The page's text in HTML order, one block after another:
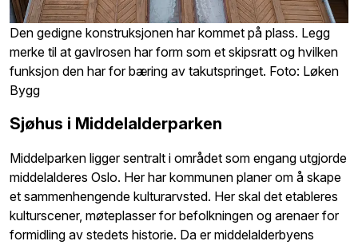
Den gedigne konstruksjonen har kommet på plass. Legg
merke til at gavlrosen har form som et skipsratt og hvilken
funksjon den har for bæring av takutspringet. Foto: Løken
Bygg
Sjøhus i Middelalderparken
Middelparken ligger sentralt i området som engang utgjorde
middelalderes Oslo. Her har kommunen planer om å skape
et sammenhengende kulturarvsted. Her skal det etableres
kulturscener, møteplasser for befolkningen og arenaer for
formidling av stedets historie. Da er middelalderbyens